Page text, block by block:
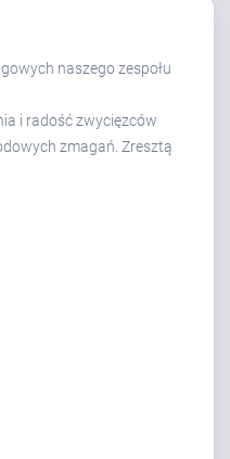
naszego zespołu
i radość zwycięzców
zmagań. Zresztą